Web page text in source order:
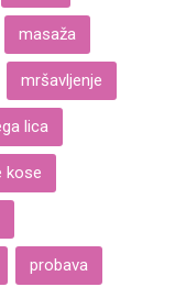
masaža
mršavljenje
lica
kose
probava